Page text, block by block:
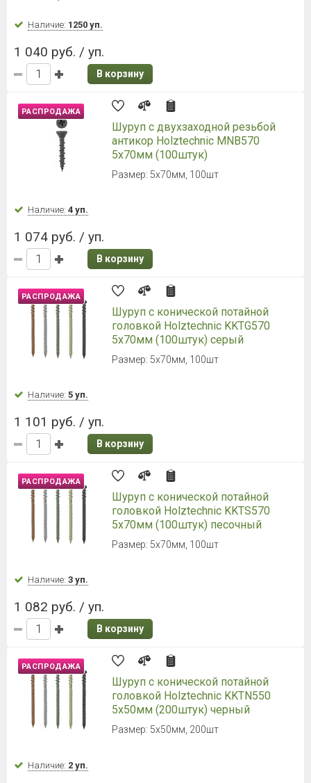
Наличие: 1250 уп.
1 040 руб. / уп.
В корзину
РАСПРОДАЖА
Шуруп с двухзаходной резьбой
антикор Holztechnic MNB570
5х70мм (100штук)
Размер: 5х70мм, 100шт
Наличие: 4 уп.
1 074 руб. / уп.
В корзину
РАСПРОДАЖА
Шуруп с конической потайной
головкой Holztechnic KKTG570
5х70мм (100штук) серый
Размер: 5х70мм, 100шт
Наличие: 5 уп.
1 101 руб. / уп.
В корзину
РАСПРОДАЖА
Шуруп с конической потайной
головкой Holztechnic KKTS570
5х70мм (100штук) песочный
Размер: 5х70мм, 100шт
Наличие: 3 уп.
1 082 руб. / уп.
В корзину
РАСПРОДАЖА
Шуруп с конической потайной
головкой Holztechnic KKTN550
5х50мм (200штук) черный
Размер: 5х50мм, 200шт
Наличие: 2 уп.